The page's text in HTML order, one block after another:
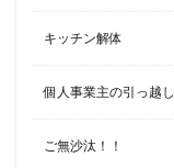
キッチン解体
個人事業主の引っ越し
ご無沙汰！！